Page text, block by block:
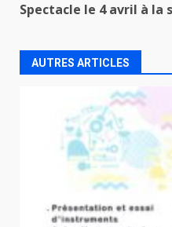
Spectacle le 4 avril à la
AUTRES ARTICLES